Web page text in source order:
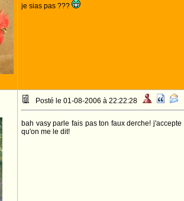
je sias pas ???
Posté le 01-08-2006 à 22:22:28
bah vasy parle fais pas ton faux derche!
qu'on me le dit!